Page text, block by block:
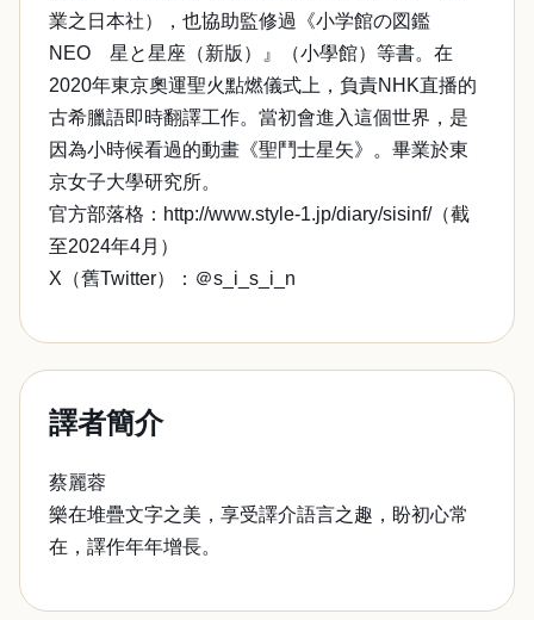
業之日本社），也協助監修過《小学館の図鑑
NEO 星と星座（新版）』（小學館）等書。在
2020年東京奧運聖火點燃儀式上，負責NHK直播的
古希臘語即時翻譯工作。當初會進入這個世界，是
因為小時候看過的動畫《聖鬥士星矢》。畢業於東
京女子大學研究所。
官方部落格：http://www.style-1.jp/diary/sisinf/（截
至2024年4月）
X（舊Twitter）：＠s_i_s_i_n
譯者簡介
蔡麗蓉
樂在堆疊文字之美，享受譯介語言之趣，盼初心常
在，譯作年年增長。